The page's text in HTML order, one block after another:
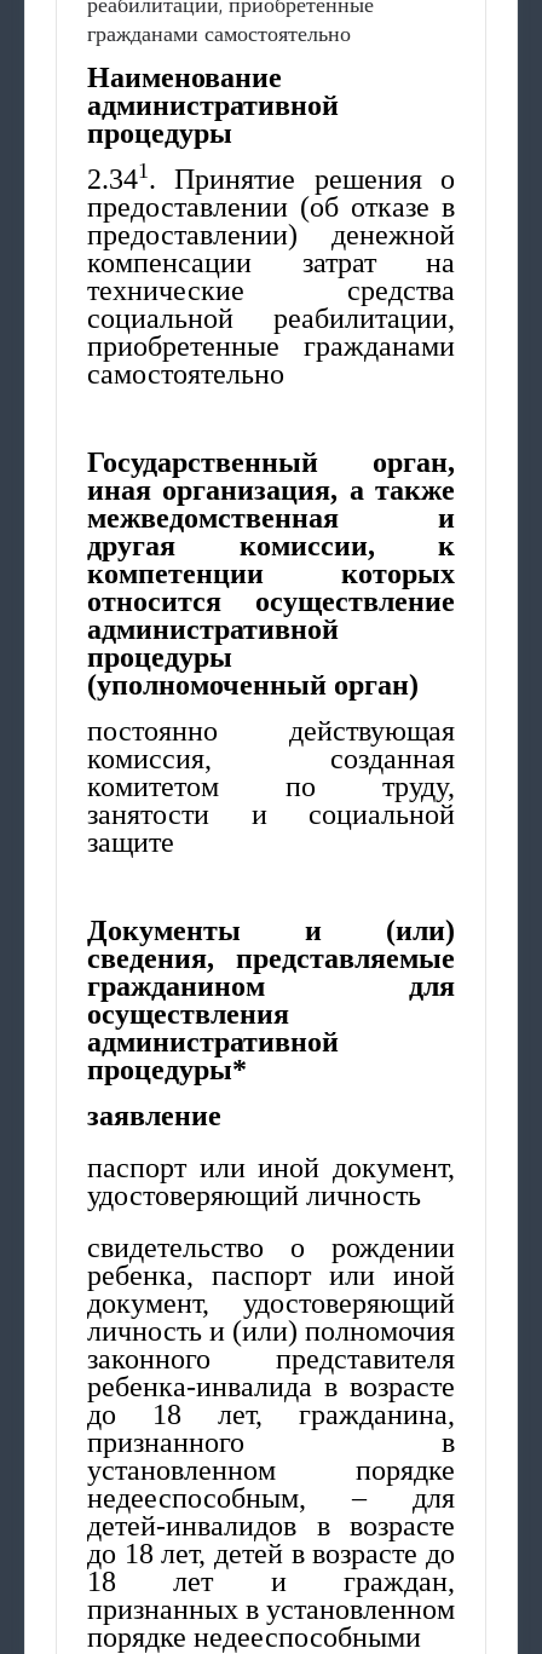
гражданами самостоятельно
Наименование
административной
процедуры
2.341 . Принятие решения о
предоставлении (об отказе в
предоставлении) денежной
компенсации затрат на
технические средства
социальной реабилитации,
приобретенные гражданами
самостоятельно
Государственный орган,
иная организация, а также
межведомственная и
другая комиссии, к
компетенции которых
относится осуществление
административной
процедуры
(уполномоченный орган)
постоянно действующая
комиссия, созданная
комитетом по труду,
занятости и социальной
защите
Документы и (или)
сведения, представляемые
гражданином для
осуществления
административной
процедуры*
заявление
паспорт или иной документ,
удостоверяющий личность
свидетельство о рождении
ребенка, паспорт или иной
документ, удостоверяющий
личность и (или) полномочия
законного представителя
ребенка-инвалида в возрасте
до 18 лет, гражданина,
признанного в
установленном порядке
недееспособным, – для
детей-инвалидов в возрасте
до 18 лет, детей в возрасте до
18 лет и граждан,
признанных в установленном
порядке недееспособными